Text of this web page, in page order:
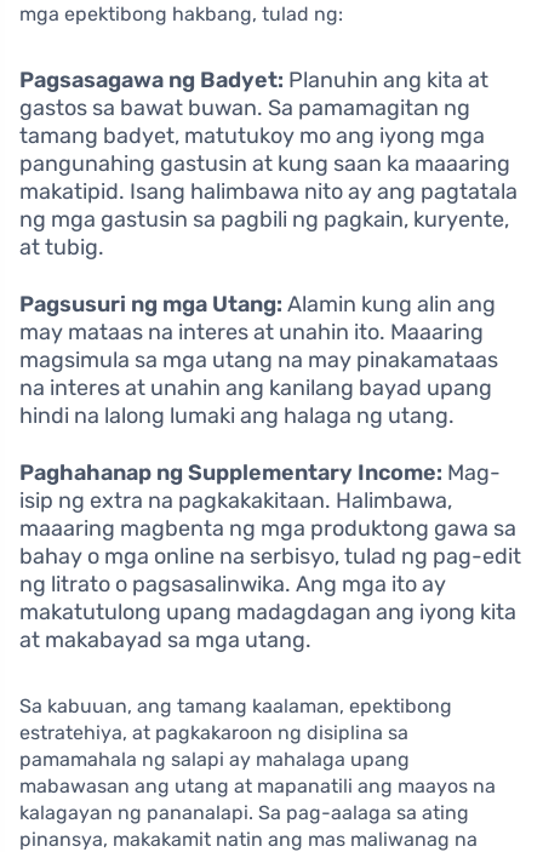
mga epektibong hakbang, tulad ng:
Pagsasagawa ng Badyet: Planuhin ang kita at
gastos sa bawat buwan. Sa pamamagitan ng
tamang badyet, matutukoy mo ang iyong mga
pangunahing gastusin at kung saan ka maaaring
makatipid. Isang halimbawa nito ay ang pagtatala
ng mga gastusin sa pagbili ng pagkain, kuryente,
at tubig.
Pagsusuri ng mga Utang: Alamin kung alin ang
may mataas na interes at unahin ito. Maaaring
magsimula sa mga utang na may pinakamataas
na interes at unahin ang kanilang bayad upang
hindi na lalong lumaki ang halaga ng utang.
Paghahanap ng Supplementary Income: Mag-
isip ng extra na pagkakakitaan. Halimbawa,
maaaring magbenta ng mga produktong gawa sa
bahay o mga online na serbisyo, tulad ng pag-edit
ng litrato o pagsasalinwika. Ang mga ito ay
makatutulong upang madagdagan ang iyong kita
at makabayad sa mga utang.
Sa kabuuan, ang tamang kaalaman, epektibong
estratehiya, at pagkakaroon ng disiplina sa
pamamahala ng salapi ay mahalaga upang
mabawasan ang utang at mapanatili ang maayos na
kalagayan ng pananalapi. Sa pag-aalaga sa ating
pinansya, makakamit natin ang mas maliwanag na